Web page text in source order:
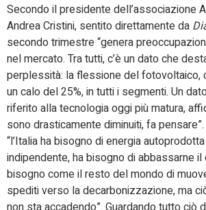
Secondo il presidente dell’associazione
Andrea Cristini, sentito direttamente da
secondo trimestre “genera
nel mercato. Tra tutti, c’è un dato che
perplessità: la flessione del fotovoltaico,
un calo del 25%, in tutti i segmenti. Un
riferito alla tecnologia oggi più matura,
sono drasticamente diminuiti, fa
“l’Italia ha bisogno di energia
indipendente, ha bisogno di abbassarne il
bisogno come il resto del mondo di
spediti verso la decarbonizzazione, ma